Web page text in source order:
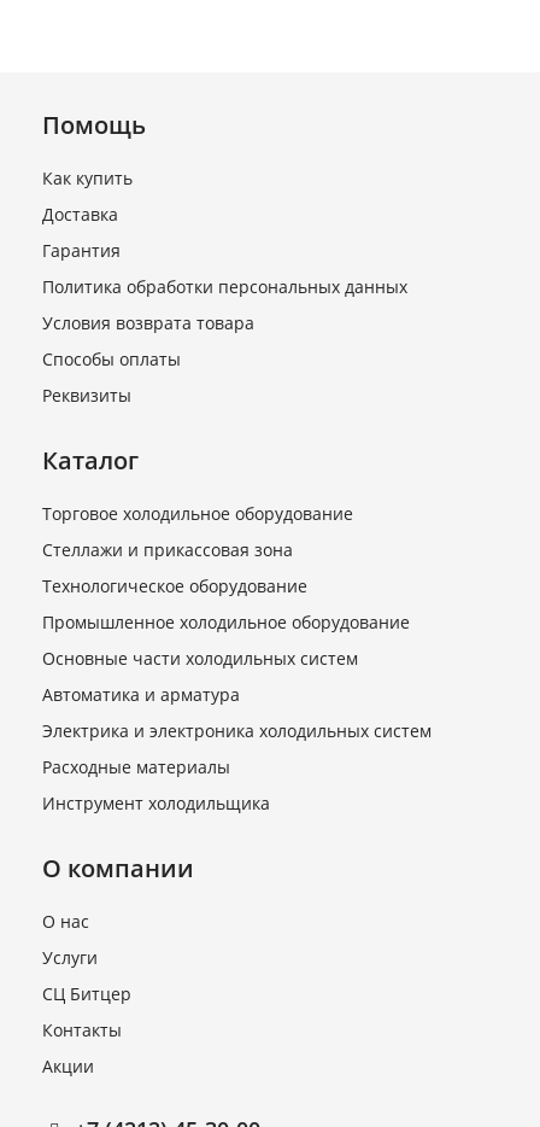
Помощь
Как купить
Доставка
Гарантия
Политика обработки персональных данных
Условия возврата товара
Способы оплаты
Реквизиты
Каталог
Торговое холодильное оборудование
Стеллажи и прикассовая зона
Технологическое оборудование
Промышленное холодильное оборудование
Основные части холодильных систем
Автоматика и арматура
Электрика и электроника холодильных систем
Расходные материалы
Инструмент холодильщика
О компании
О нас
Услуги
СЦ Битцер
Контакты
Акции